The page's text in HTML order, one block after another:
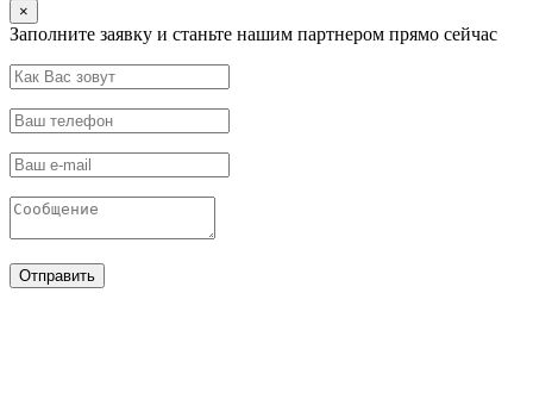
×
Заполните заявку и станьте нашим партнером прямо сейчас